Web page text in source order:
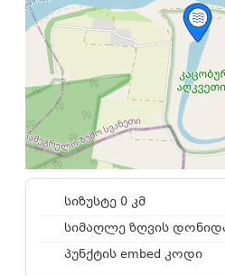
სიზუსტე 0 კმ
სიმაღლე ზღვის
პუნქტის embed კოდი